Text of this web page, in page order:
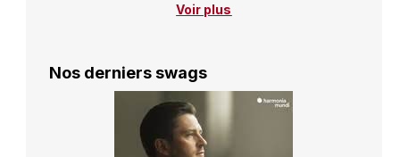
Voir plus
Nos derniers swags